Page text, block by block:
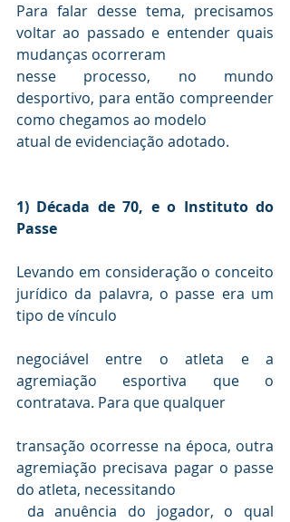
Para falar desse tema, precisamos
voltar ao passado e entender quais
mudanças ocorreram
nesse processo, no mundo
desportivo, para então compreender
como chegamos ao modelo
atual de evidenciação adotado.
1) Década de 70, e o Instituto do
Passe
Levando em consideração o conceito
jurídico da palavra, o passe era um
negociável entre o atleta e a
agremiação esportiva que o
transação ocorresse na época, outra
agremiação precisava pagar o passe
do atleta, necessitando